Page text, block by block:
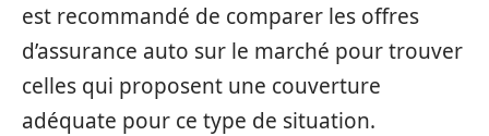
est recommandé de comparer les offres
d’assurance auto sur le marché pour trouver
celles qui proposent une couverture
adéquate pour ce type de situation.